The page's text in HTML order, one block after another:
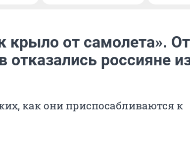
крыло от самолета». От
отказались россияне
как они приспосабливаются к